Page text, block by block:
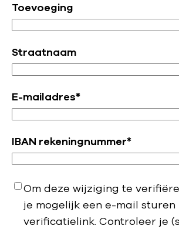
Toevoeging
Straatnaam
E-mailadres*
IBAN rekeningnummer*
Verificatie-
mail*
Om deze wijziging te
je mogelijk een e-mail sturen
verificatielink. Controleer je